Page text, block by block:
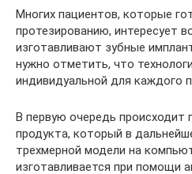
Многих пациентов, которые
протезированию, интересует
изготавливают зубные
нужно отметить, что
индивидуальной для каждого
В первую очередь происходит
продукта, который в
трехмерной модели на
изготавливается при помощи